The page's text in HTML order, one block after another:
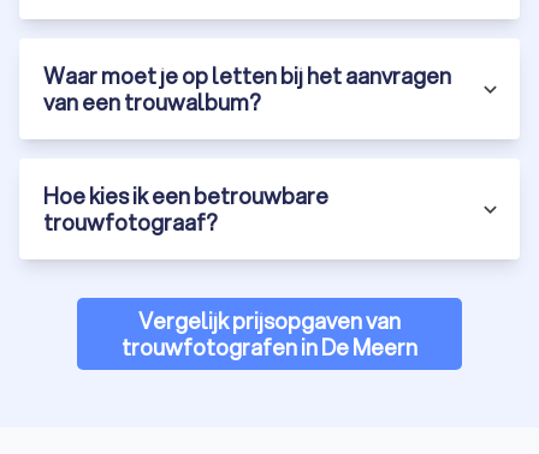
Waar moet je op letten bij het aanvragen
van een trouwalbum?
Hoe kies ik een betrouwbare
trouwfotograaf?
Vergelijk prijsopgaven van
trouwfotografen in De Meern